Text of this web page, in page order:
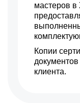
мастеров
Копии
клиента.